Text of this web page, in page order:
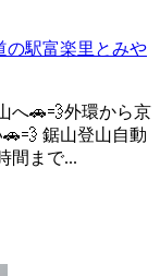
の駅富楽里とみや
へ🚗💨外環から京
鋸山登山自動
間まで...